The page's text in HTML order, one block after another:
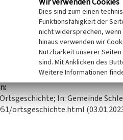
mit Trinkwasser versorgt
der Hausanschlüsse begonnen.
als Wasserwerk genutzt.
In: Gemeinde
ortsgeschichte.html
Dies sind zum einen
Funktionsfähigkeit der
nicht widersprechen,
hinaus verwenden wir
Nutzbarkeit unserer
sind. Mit Anklicken des
Weitere Informationen